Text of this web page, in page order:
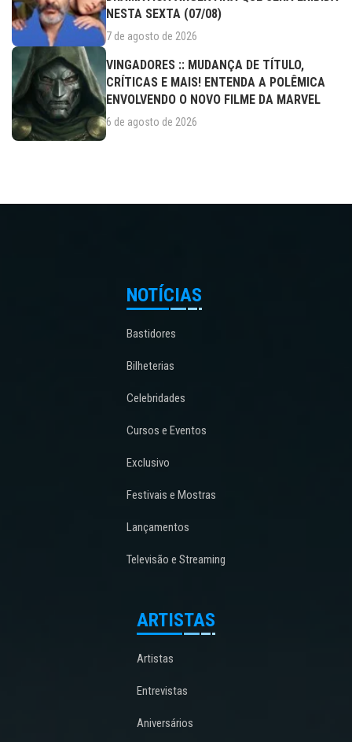
NESTA SEXTA (07/08)
7 de agosto de 2026
VINGADORES :: MUDANÇA DE TÍTULO,
CRÍTICAS E MAIS! ENTENDA A POLÊMICA
ENVOLVENDO O NOVO FILME DA MARVEL
6 de agosto de 2026
NOTÍCIAS
Bastidores
Bilheterias
Celebridades
Cursos e Eventos
Exclusivo
Festivais e Mostras
Lançamentos
Televisão e Streaming
ARTISTAS
Artistas
Entrevistas
Aniversários